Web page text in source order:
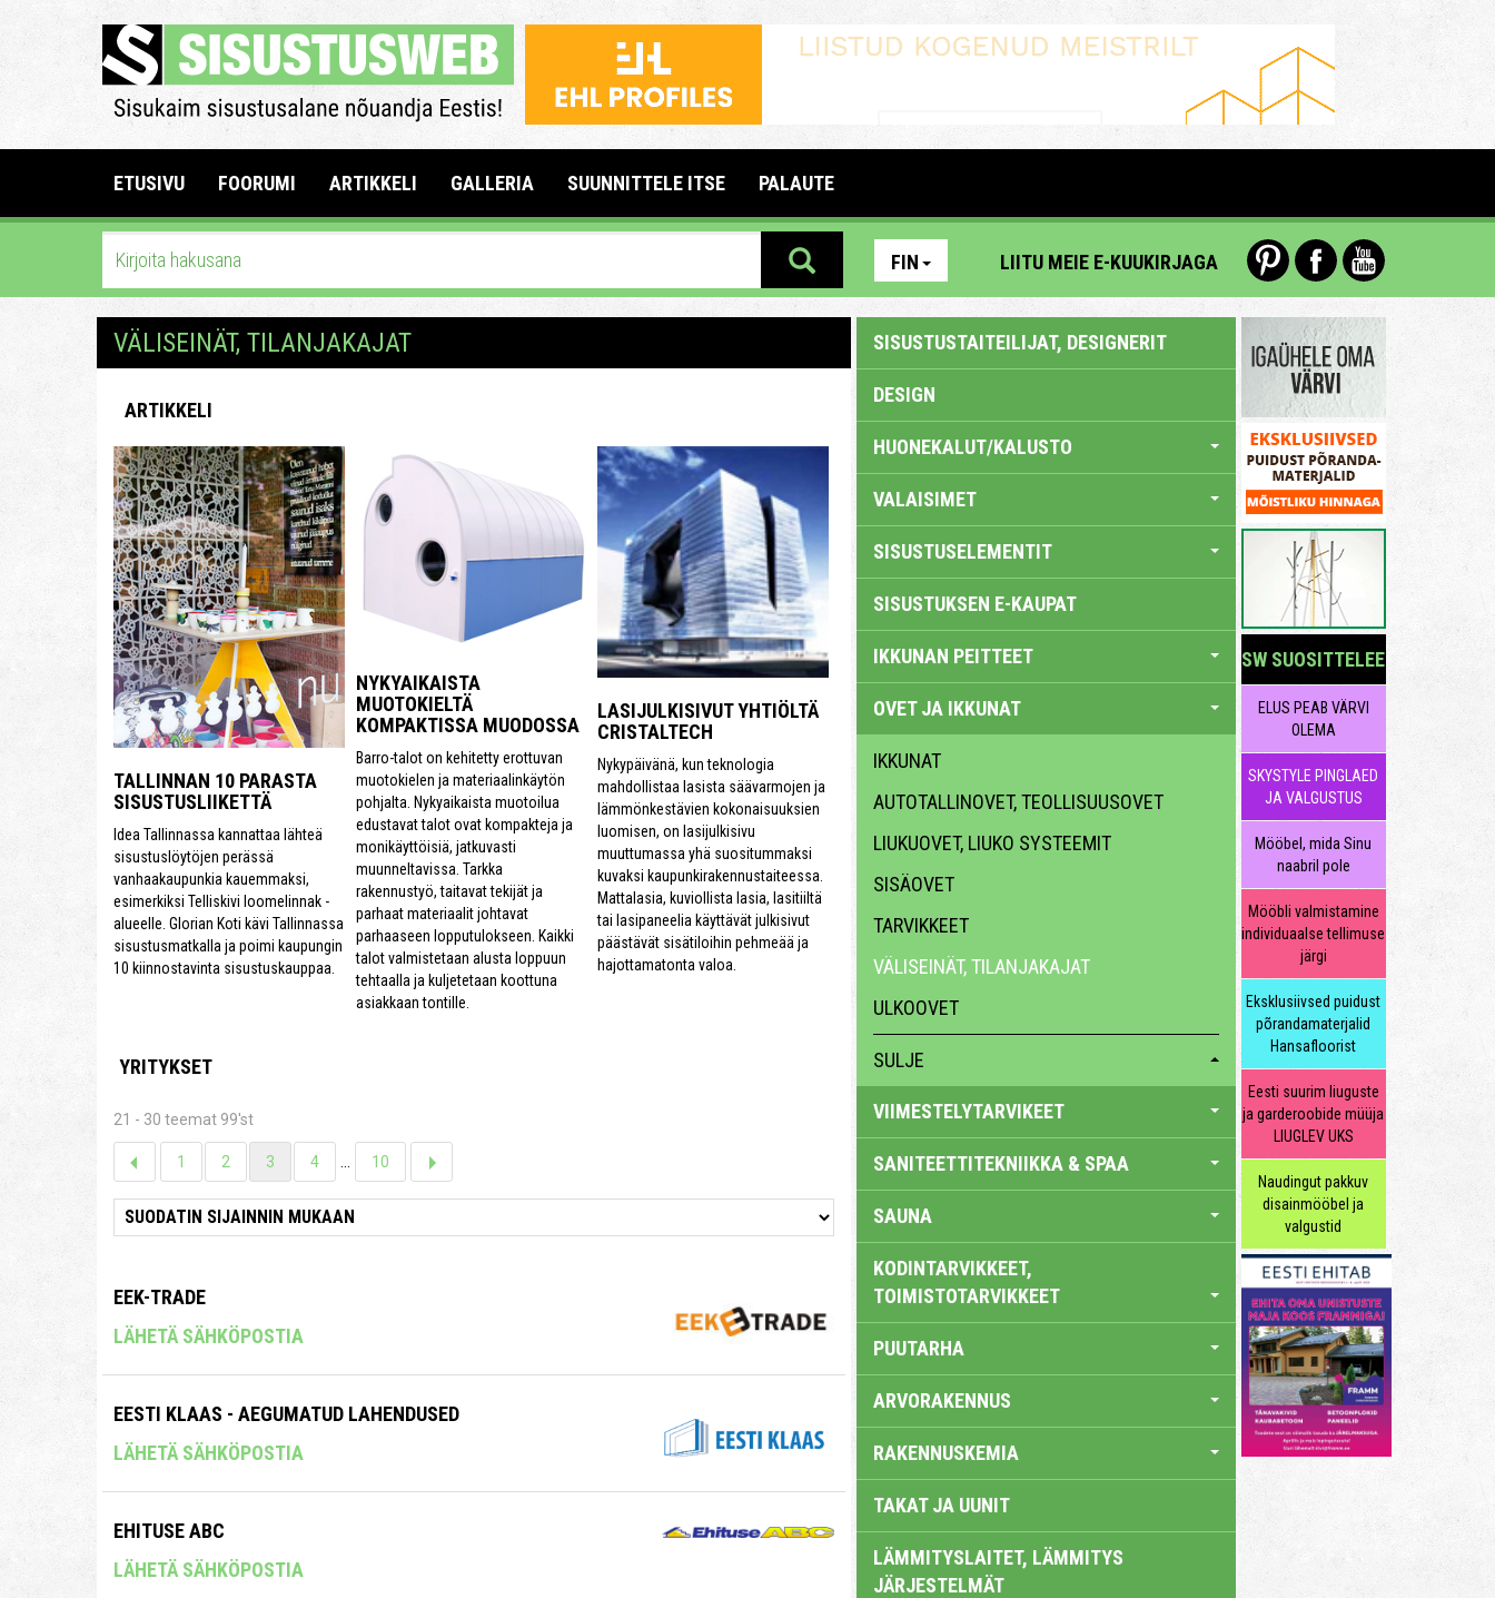
ETUSIVU FOORUMI ARTIKKELI GALLERIA SUUNNITTELE ITSE PALAUTE
FIN LIITU MEIE E-KUUKIRJAGA
VÄLISEINÄT, TILANJAKAJAT
ARTIKKELI
TALLINNAN 10 PARASTA
SISUSTUSLIIKETTÄ
Idea Tallinnassa kannattaa lähteä
sisustuslöytöjen perässä
vanhaakaupunkia kauemmaksi,
esimerkiksi Telliskivi loomelinnak -
alueelle. Glorian Koti kävi Tallinnassa
sisustusmatkalla ja poimi kaupungin
10 kiinnostavinta sisustuskauppaa.
NYKYAIKAISTA
MUOTOKIELTÄ
KOMPAKTISSA MUODOSSA
Barro-talot on kehitetty erottuvan
muotokielen ja materiaalinkäytön
pohjalta. Nykyaikaista muotoilua
edustavat talot ovat kompakteja ja
monikäyttöisiä, jatkuvasti
muunneltavissa. Tarkka
rakennustyö, taitavat tekijät ja
parhaat materiaalit johtavat
parhaaseen lopputulokseen. Kaikki
talot valmistetaan alusta loppuun
tehtaalla ja kuljetetaan koottuna
asiakkaan tontille.
LASIJULKISIVUT YHTIÖLTÄ
CRISTALTECH
Nykypäivänä, kun teknologia
mahdollistaa lasista säävarmojen ja
lämmönkestävien kokonaisuuksien
luomisen, on lasijulkisivu
muuttumassa yhä suositummaksi
kuvaksi kaupunkirakennustaiteessa.
Mattalasia, kuviollista lasia, lasitiiltä
tai lasipaneelia käyttävät julkisivut
päästävät sisätiloihin pehmeää ja
hajottamatonta valoa.
YRITYKSET
21 - 30 teemat 99'st
1 2 3 4 10
EEK-TRADE
LÄHETÄ SÄHKÖPOSTIA
EESTI KLAAS - AEGUMATUD LAHENDUSED
LÄHETÄ SÄHKÖPOSTIA
EHITUSE ABC
LÄHETÄ SÄHKÖPOSTIA
SISUSTUSTAITEILIJAT, DESIGNERIT
DESIGN
HUONEKALUT/KALUSTO
VALAISIMET
SISUSTUSELEMENTIT
SISUSTUKSEN E-KAUPAT
IKKUNAN PEITTEET
OVET JA IKKUNAT
IKKUNAT
AUTOTALLINOVET, TEOLLISUUSOVET
LIUKUOVET, LIUKO SYSTEEMIT
SISÄOVET
TARVIKKEET
VÄLISEINÄT, TILANJAKAJAT
ULKOOVET
SULJE
VIIMESTELYTARVIKEET
SANITEETTITEKNIIKKA & SPAA
SAUNA
KODINTARVIKKEET,
TOIMISTOTARVIKKEET
PUUTARHA
ARVORAKENNUS
RAKENNUSKEMIA
TAKAT JA UUNIT
LÄMMITYSLAITET, LÄMMITYS
JÄRJESTELMÄT
SW SUOSITTELEE
ELUS PEAB VÄRVI
OLEMA
SKYSTYLE PINGLAED
JA VALGUSTUS
Mööbel, mida Sinu
naabril pole
Mööbli valmistamine
individuaalse tellimuse
järgi
Eksklusiivsed puidust
põrandamaterjalid
Hansafloorist
Eesti suurim liuguste
ja garderoobide müüja
LIUGLEV UKS
Naudingut pakkuv
disainmööbel ja
valgustid